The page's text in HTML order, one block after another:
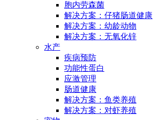
胞内劳森菌
解决方案：仔猪肠道健康
解决方案：幼龄动物
解决方案：无氧化锌
水产
疾病预防
功能性蛋白
应激管理
肠道健康
解决方案：鱼类养殖
解决方案：对虾养殖